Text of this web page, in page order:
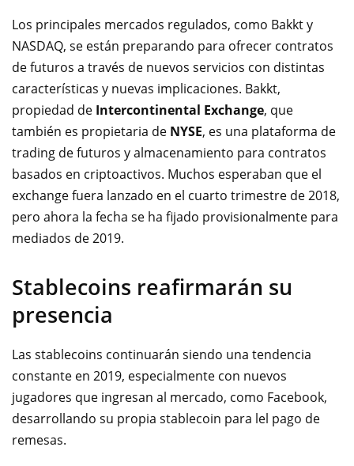
Los principales mercados regulados, como Bakkt y
NASDAQ, se están preparando para ofrecer contratos
de futuros a través de nuevos servicios con distintas
características y nuevas implicaciones. Bakkt,
propiedad de Intercontinental Exchange, que
también es propietaria de NYSE, es una plataforma de
trading de futuros y almacenamiento para contratos
basados en criptoactivos. Muchos esperaban que el
exchange fuera lanzado en el cuarto trimestre de 2018,
pero ahora la fecha se ha fijado provisionalmente para
mediados de 2019.
Stablecoins reafirmarán su
presencia
Las stablecoins continuarán siendo una tendencia
constante en 2019, especialmente con nuevos
jugadores que ingresan al mercado, como Facebook,
desarrollando su propia stablecoin para lel pago de
remesas.